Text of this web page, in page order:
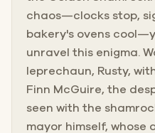
chaos—clocks stop,
bakery's ovens
unravel this enigma.
leprechaun, Rusty,
Finn McGuire, the
seen with the
mayor himself, whose